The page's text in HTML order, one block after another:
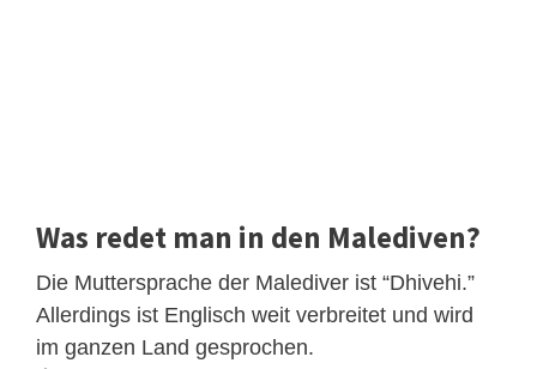
Was redet man in den Malediven?
Die Muttersprache der Malediver ist “Dhivehi.”
Allerdings ist Englisch weit verbreitet und wird
im ganzen Land gesprochen.